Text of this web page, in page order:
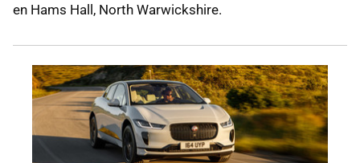
en Hams Hall, North Warwickshire.